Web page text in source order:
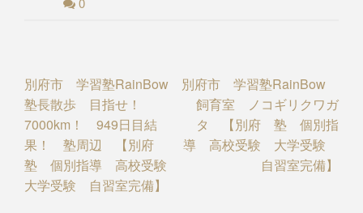
Post
navigation
別府市 学習塾RainBow
塾長散歩 目指せ！
7000km！ 949日目結
果！ 塾周辺 【別府
塾 個別指導 高校受験
大学受験 自習室完備】
別府市 学習塾RainBow
飼育室 ノコギリクワガ
タ 【別府 塾 個別指
導 高校受験 大学受験
自習室完備】